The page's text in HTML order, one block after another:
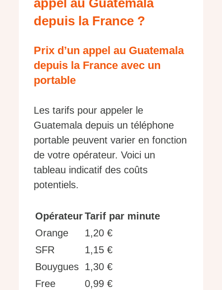
appel au Guatemala
depuis la France ?
Prix d’un appel au Guatemala
depuis la France avec un
portable
Les tarifs pour appeler le
Guatemala depuis un téléphone
portable peuvent varier en fonction
de votre opérateur. Voici un
tableau indicatif des coûts
potentiels.
OpérateurTarif par minute
Orange
1,20 €
SFR
1,15 €
Bouygues 1,30 €
Free
0,99 €